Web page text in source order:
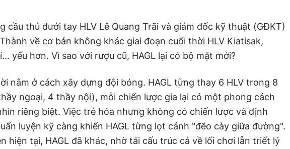
cầu thủ dưới tay HLV Lê Quang Trãi và giám đốc kỹ thuật (GĐKT)
về cơ bản không khác giai đoạn cuối thời HLV Kiatisak,
yếu hơn. Vì sao với rượu cũ, HAGL lại có bộ mặt mới?
nằm ở cách xây dựng đội bóng. HAGL từng thay 6 HLV trong 8
ngoại, 4 thầy nội), mỗi chiến lược gia lại có một phong cách
riêng biệt. Việc trẻ hóa nhưng không có chiến lược và định
luyện kỹ càng khiến HAGL từng lọt cảnh "đẽo cày giữa đường".
hiện tại, HAGL đã khác, nhờ tái cấu trúc cả về lối chơi lẫn triết lý